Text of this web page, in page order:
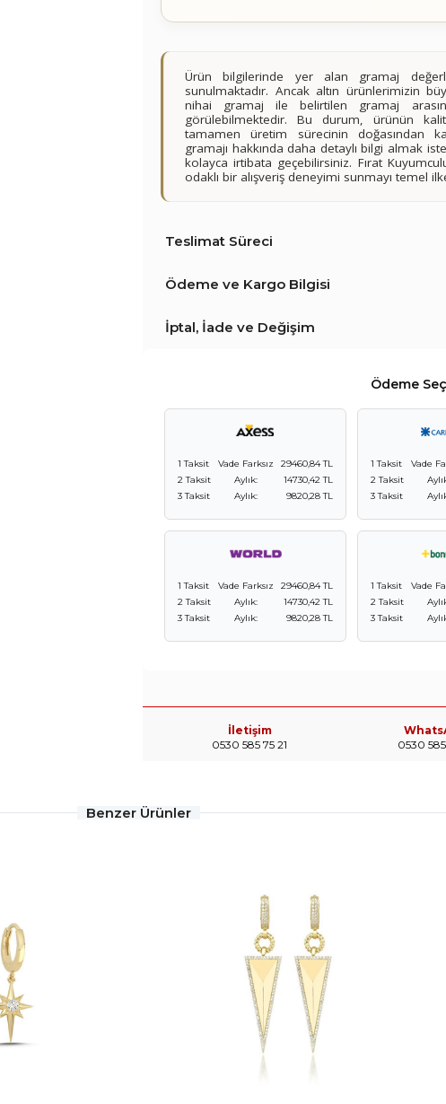
Ürün bilgilerinde yer alan gramaj
sunulmaktadır. Ancak altın ürünlerimizin
nihai gramaj ile belirtilen gramaj
görülebilmektedir. Bu durum, ürünün
tamamen üretim sürecinin doğasından
gramajı hakkında daha detaylı bilgi almak
kolayca irtibata geçebilirsiniz. Fırat
odaklı bir alışveriş deneyimi sunmayı temel
Teslimat Süreci
Ödeme ve Kargo Bilgisi
İptal, İade ve Değişim
Ödeme
1 Taksit Vade Farksız
29460,84 TL
2 Taksit
Aylık:
14730,42 TL
3 Taksit
Aylık: 9820,28 TL
1 Taksit Vade
2 Taksit
3 Taksit
1 Taksit Vade Farksız
29460,84 TL
2 Taksit
Aylık:
14730,42 TL
3 Taksit
Aylık: 9820,28 TL
1 Taksit Vade
2 Taksit
3 Taksit
İletişim
0530 585 75 21
0530 585
Benzer Ürünler